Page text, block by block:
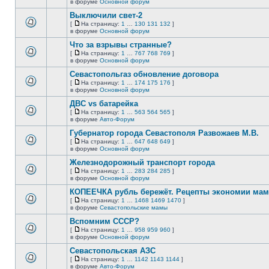
непрочитанных
сообщений.
этой
непрочитанных
сообщений.
страницу
в форуме Основной форум
этой
непрочитанных
сообщений.
Выключили свет-2
[
На
страницу
На страницу: 1 130 131 132 ]
в форуме Основной форум
этой
непрочитанных
сообщений.
Что за взрывы странные?
[
На
страницу
На страницу: 1 767 768 769 ]
в форуме Основной форум
этой
непрочитанных
сообщений.
Севастопольгаз обновление договора
[
На
страницу
На страницу: 1 174 175 176 ]
в форуме Основной форум
этой
непрочитанных
сообщений.
ДВС vs батарейка
[
На
страницу
На страницу: 1 563 564 565 ]
в форуме Авто-Форум
этой
непрочитанных
сообщений.
Губернатор города Севастополя Развожаев М.В.
[
На
страницу
На страницу: 1 647 648 649 ]
в форуме Основной форум
этой
непрочитанных
сообщений.
Железнодорожный транспорт города
[
На
страницу
На страницу: 1 283 284 285 ]
в форуме Основной форум
этой
непрочитанных
сообщений.
КОПЕЕЧКА рубль бережёт. Рецепты экономии
[
На
страницу
На страницу: 1 1468 1469 1470 ]
в форуме Севастопольские мамы
этой
Вспомним СССР?
[
На
страницу
На страницу: 1 958 959 960 ]
в форуме Основной форум
Севастопольская АЗС
[
На
На страницу: 1 1142 1143 1144 ]
в форуме Авто-Форум